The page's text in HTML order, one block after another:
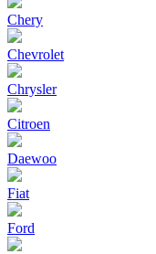
Chery
Chevrolet
Chrysler
Citroen
Daewoo
Fiat
Ford